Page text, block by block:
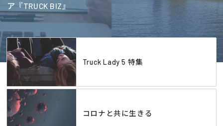
ア『TRUCK BIZ』
Truck Lady 5 特集
コロナと共に生きる